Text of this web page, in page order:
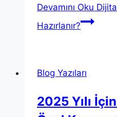
Devamını Oku
Hazırlanır?
Blog Yazıları
2025 Yılı